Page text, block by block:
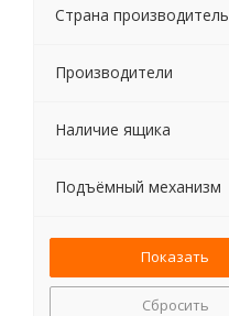
Страна производитель
Производители
Наличие ящика
Подъёмный механизм
Сбросить